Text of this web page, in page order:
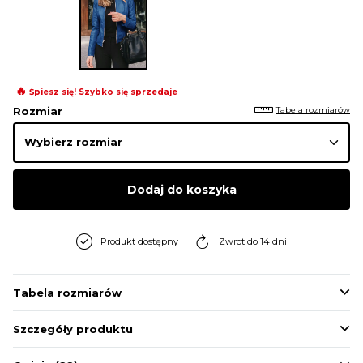
SWETRY
🔥 Śpiesz się! Szybko się sprzedaje
Rozmiar Tabela rozmiarów
Dodaj do koszyka
Produkt dostępny Zwrot do 14 dni
Tabela rozmiarów
Szczegóły produktu